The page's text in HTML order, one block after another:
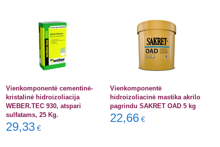
Vienkomponentė cementinė-
kristalinė hidroizoliacija
WEBER.TEC 930, atspari
sulfatams, 25 Kg.
29,33 €
Vienkomponentė
hidroizoliacinė mastika akrilo
pagrindu SAKRET OAD 5 kg
22,66 €